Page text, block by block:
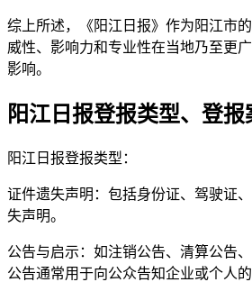
综上所述，《阳江日报》作为阳江市
威性、影响力和专业性在当地乃至更
影响。
阳江日报登报类型、登报
阳江日报登报类型：
证件遗失声明：包括身份证、驾驶证
失声明。
公告与启示：如注销公告、清算公告
公告通常用于向公众告知企业或个人